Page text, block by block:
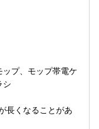
プ、モップ帯電ケ
シ
長くなることがあ